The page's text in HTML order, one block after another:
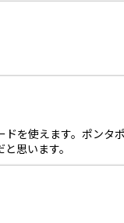
を使えます。ポンタ
思います。